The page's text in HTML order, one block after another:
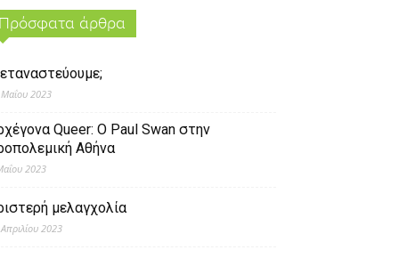
Πρόσφατα άρθρα
2023
Queer: O Paul Swan στην
Αθήνα
2023
μελαγχολία
2023